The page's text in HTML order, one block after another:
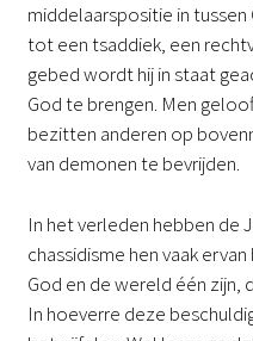
middelaarspositie in
tot een tsaddiek, een
gebed wordt hij in staat
God te brengen. Men
bezitten anderen op
van demonen te bevrijden.
In het verleden hebben de
chassidisme hen vaak
God en de wereld één zijn,
In hoeverre deze